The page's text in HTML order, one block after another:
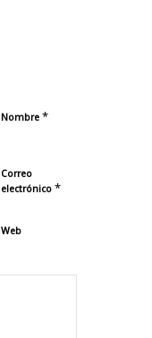
Nombre *
Correo
electrónico *
Web